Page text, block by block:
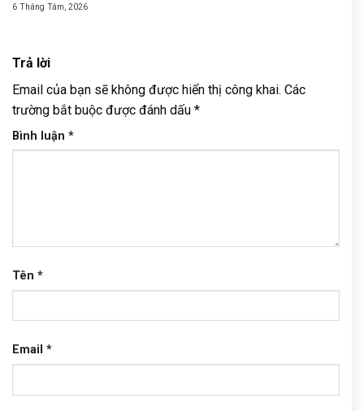
6 Tháng Tám, 2026
Trả lời
Email của bạn sẽ không được hiển thị công khai. Các
trường bắt buộc được đánh dấu *
Bình luận *
Tên *
Email *